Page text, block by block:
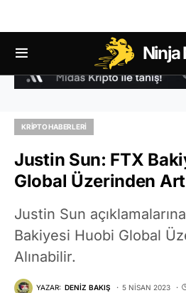
Ninja
KRIPTO HABERLERI
Justin Sun: FTX
Global Üzerinden
Justin Sun
Bakiyesi Huobi Global
Alınabilir.
YAZAR: DENIZ BAKIŞ 5 NISAN 2023